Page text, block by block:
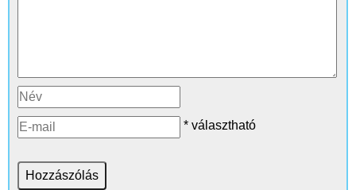
* választható